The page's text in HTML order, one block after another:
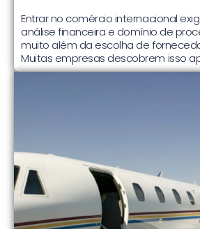
Entrar no comércio internacional
análise financeira e domínio de
muito além da escolha de
Muitas empresas descobrem isso